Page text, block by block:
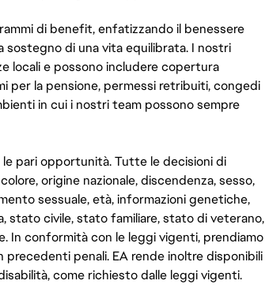
di benefit, enfatizzando il benessere
sostegno di una vita equilibrata. I nostri
locali e possono includere copertura
per la pensione, permessi retribuiti, congedi
in cui i nostri team possono sempre
pari opportunità. Tutte le decisioni di
origine nazionale, discendenza, sesso,
sessuale, età, informazioni genetiche,
stato civile, stato familiare, stato di veterano,
In conformità con le leggi vigenti, prendiamo
penali. EA rende inoltre disponibili
come richiesto dalle leggi vigenti.